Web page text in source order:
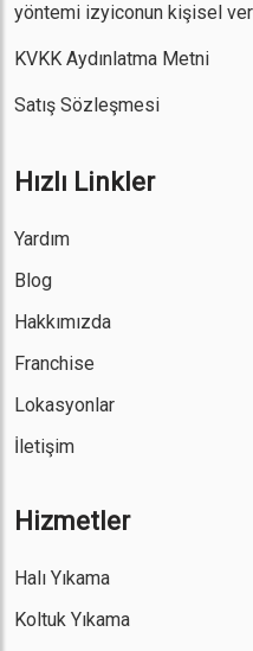
yöntemi izyiconun kişisel
KVKK Aydınlatma Metni
Satış Sözleşmesi
Hızlı Linkler
Yardım
Blog
Hakkımızda
Franchise
Lokasyonlar
İletişim
Hizmetler
Halı Yıkama
Koltuk Yıkama